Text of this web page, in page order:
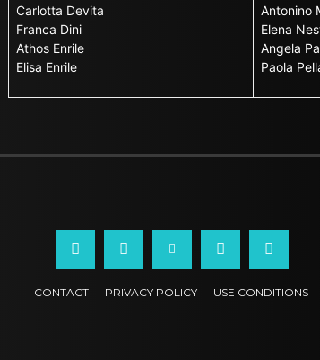
Carlotta Devita
Franca Dini
Athos Enrile
Elisa Enrile
Antonino
Elena
Angela
Paola
CONTACT PRIVACY POLICY USE CONDITIONS